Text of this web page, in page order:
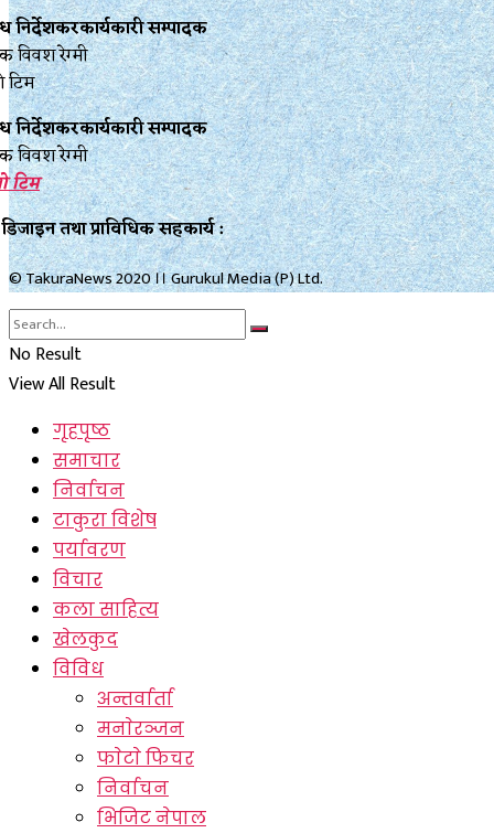
निर्देशकरकार्यकारी सम्पादक
विवश रेग्मी
टिम
निर्देशकरकार्यकारी सम्पादक
विवश रेग्मी
टिम
तथा प्राविधिक सहकार्य :
© TakuraNews 2020 ।। Gurukul Media (P) Ltd.
No Result
View All Result
गृहपृष्ठ
समाचार
निर्वाचन
टाकुरा विशेष
पर्यावरण
विचार
कला साहित्य
खेलकुद
विविध
अन्तर्वार्ता
मनाेरञ्जन
फाेटाे फिचर
निर्वाचन
भिजिट नेपाल